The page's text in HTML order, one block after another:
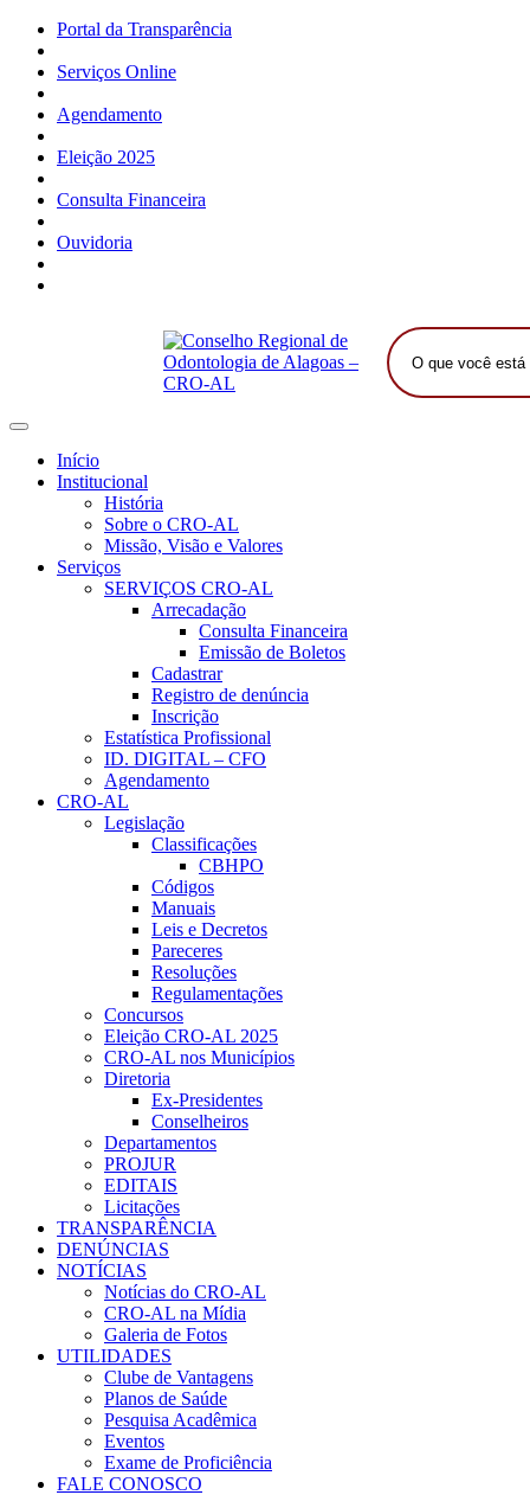
Portal da Transparência
Serviços Online
Agendamento
Eleição 2025
Consulta Financeira
Ouvidoria
O
que
Início
Institucional
História
Sobre o CRO-AL
Missão, Visão e Valores
Serviços
SERVIÇOS CRO-AL
Arrecadação
Consulta Financeira
Emissão de Boletos
Cadastrar
Registro de denúncia
Inscrição
Estatística Profissional
ID. DIGITAL – CFO
Agendamento
CRO-AL
Legislação
Classificações
CBHPO
Códigos
Manuais
Leis e Decretos
Pareceres
Resoluções
Regulamentações
Concursos
Eleição CRO-AL 2025
CRO-AL nos Municípios
Diretoria
Ex-Presidentes
Conselheiros
Departamentos
PROJUR
EDITAIS
Licitações
TRANSPARÊNCIA
DENÚNCIAS
NOTÍCIAS
Notícias do CRO-AL
CRO-AL na Mídia
Galeria de Fotos
UTILIDADES
Clube de Vantagens
Planos de Saúde
Pesquisa Acadêmica
Eventos
Exame de Proficiência
FALE CONOSCO